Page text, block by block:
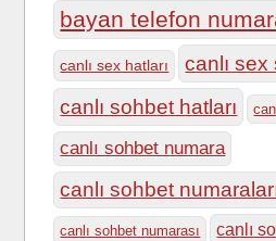
bayan telefon
canlı sex hatları
canlı sex
canlı sohbet hatları
canlı sohbet numara
canlı sohbet
canlı sohbet numarası canlı